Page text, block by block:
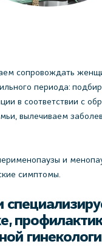
сопровождать
периода:
в соответствии с
вылечиваем
и
симптомы.